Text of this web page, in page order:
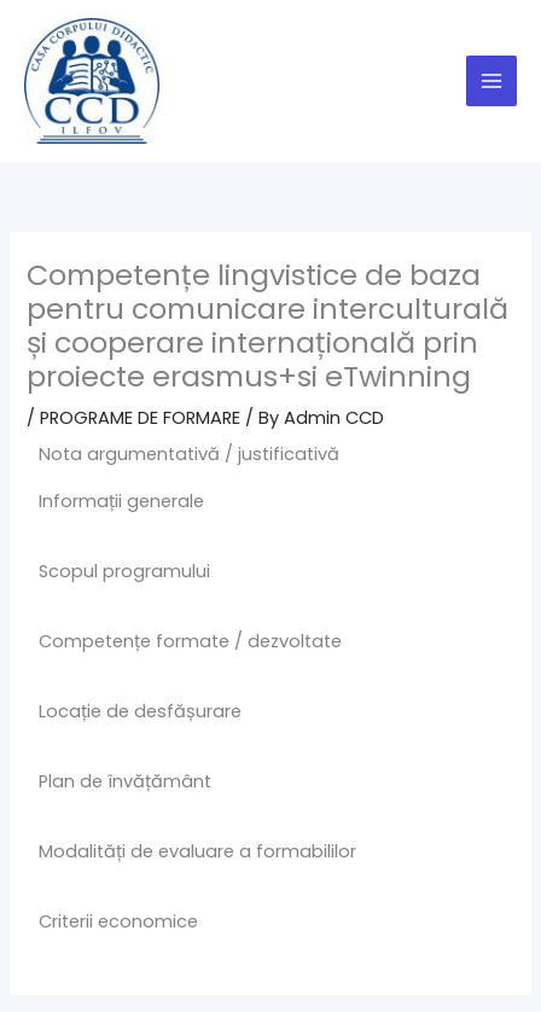
content
Competențe lingvistice de baza
pentru comunicare interculturală
și cooperare internațională prin
proiecte erasmus+si eTwinning
/PROGRAME DE FORMARE / ByAdmin CCD
Nota argumentativă / justificativă
Informații generale
Scopul programului
Competențe formate / dezvoltate
Locație de desfășurare
Plan de învățământ
Modalități de evaluare a formabililor
Criterii economice